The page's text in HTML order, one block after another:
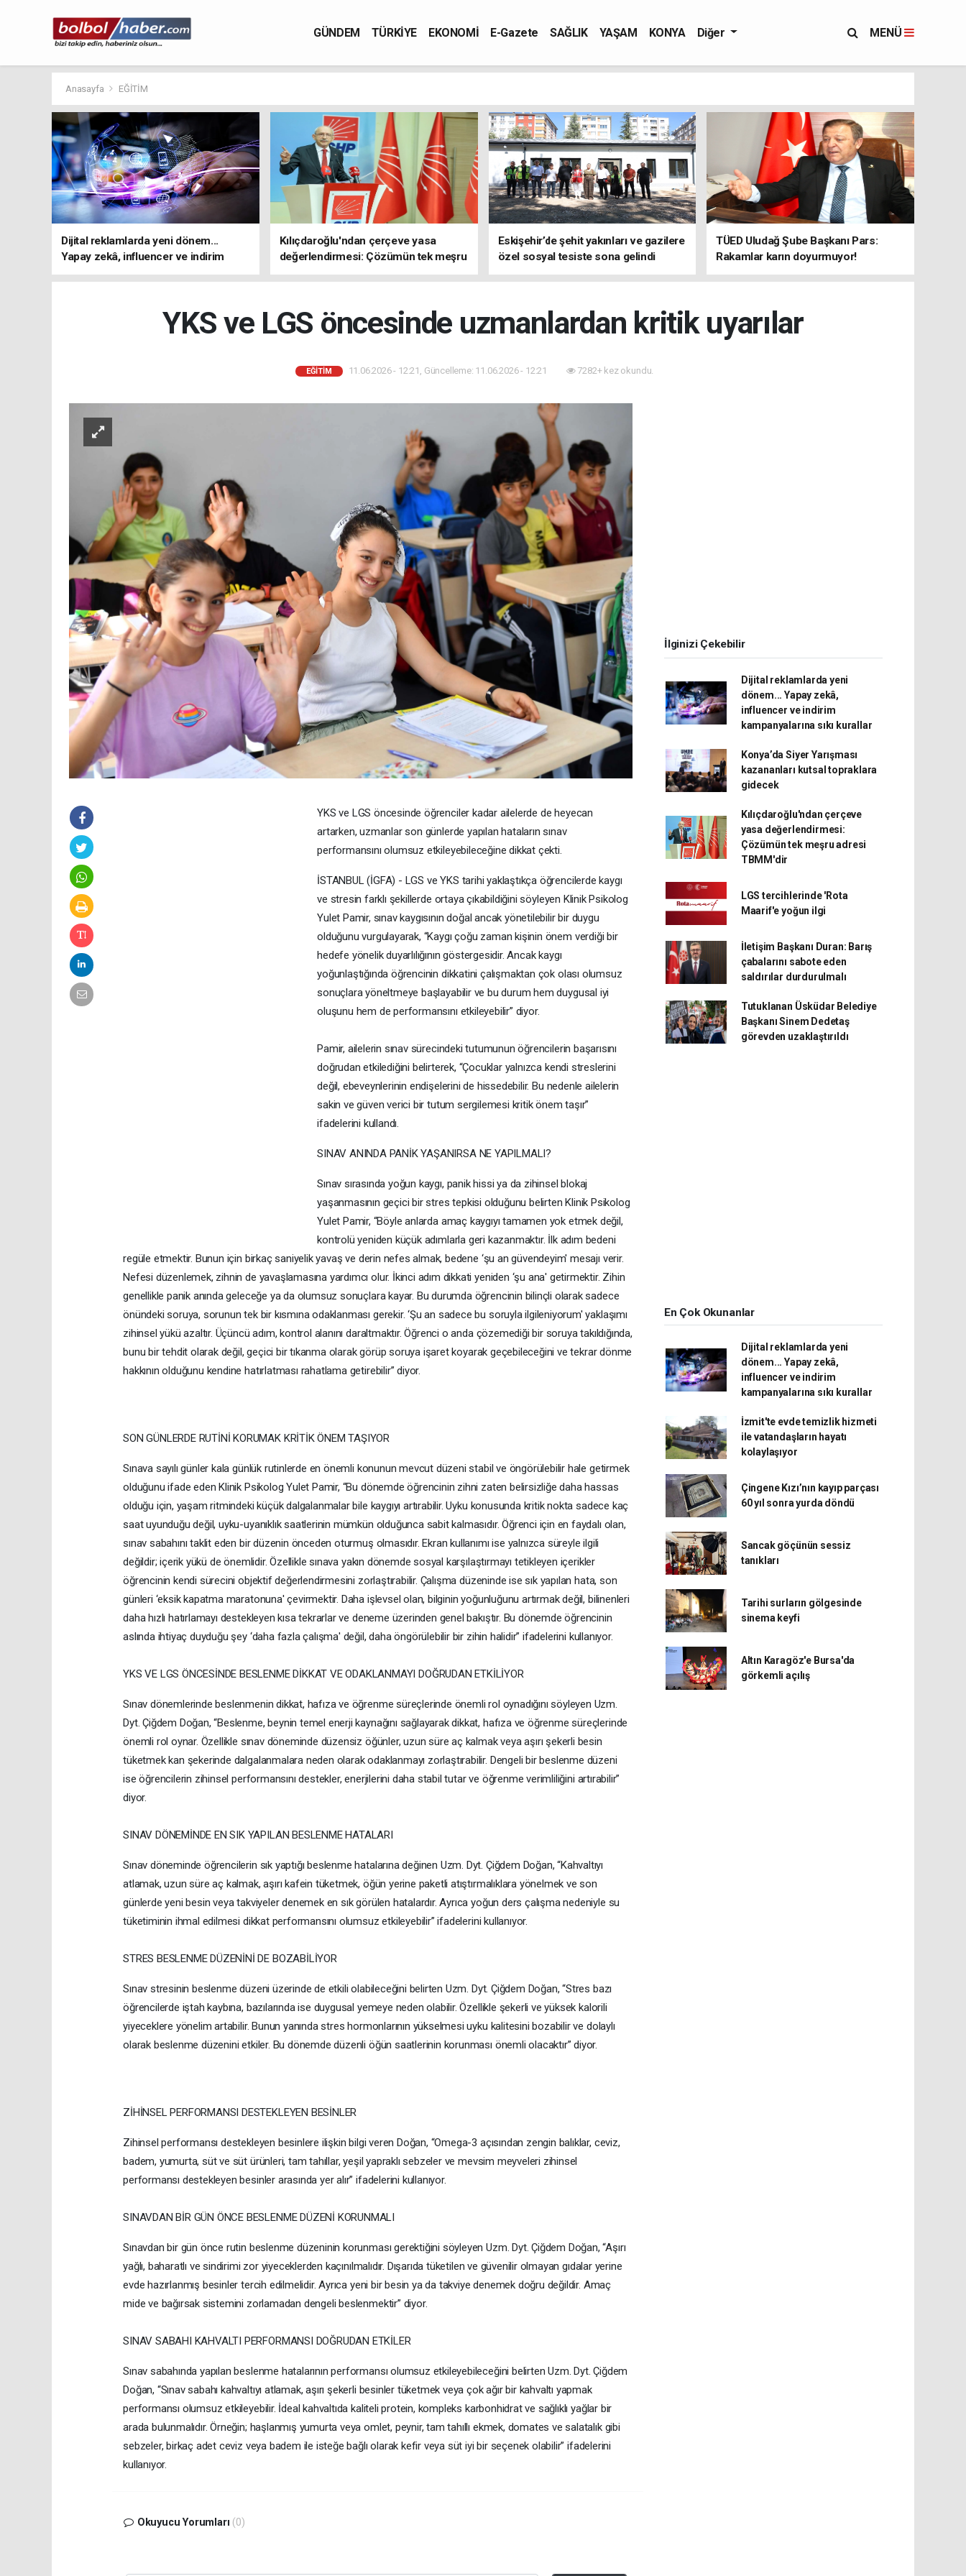
GÜNDEM TÜRKİYE EKONOMİ E-Gazete SAĞLIK YAŞAM KONYA Diğer MENÜ
Anasayfa EĞİTİM
Dijital reklamlarda yeni dönem...
Yapay zekâ, influencer ve indirim
kampanyalarına sıkı kurallar
Kılıçdaroğlu'ndan çerçeve yasa
değerlendirmesi: Çözümün tek meşru
adresi TBMM'dir
Eskişehir’de şehit yakınları ve gazilere
özel sosyal tesiste sona gelindi
TÜED Uludağ Şube Başkanı Pars:
Rakamlar karın doyurmuyor!
YKS ve LGS öncesinde uzmanlardan kritik uyarılar
EĞİTİM 11.06.2026 - 12:21, Güncelleme: 11.06.2026 - 12:21 7282+ kez okundu.
YKS ve LGS öncesinde öğrenciler kadar ailelerde de heyecan
artarken, uzmanlar son günlerde yapılan hataların sınav
performansını olumsuz etkileyebileceğine dikkat çekti.
İSTANBUL (İGFA) - LGS ve YKS tarihi yaklaştıkça öğrencilerde kaygı
ve stresin farklı şekillerde ortaya çıkabildiğini söyleyen Klinik Psikolog
Yulet Pamir, sınav kaygısının doğal ancak yönetilebilir bir duygu
olduğunu vurgulayarak, “Kaygı çoğu zaman kişinin önem verdiği bir
hedefe yönelik duyarlılığının göstergesidir. Ancak kaygı
yoğunlaştığında öğrencinin dikkatini çalışmaktan çok olası olumsuz
sonuçlara yöneltmeye başlayabilir ve bu durum hem duygusal iyi
oluşunu hem de performansını etkileyebilir” diyor.
Pamir, ailelerin sınav sürecindeki tutumunun öğrencilerin başarısını
doğrudan etkilediğini belirterek, “Çocuklar yalnızca kendi streslerini
değil, ebeveynlerinin endişelerini de hissedebilir. Bu nedenle ailelerin
sakin ve güven verici bir tutum sergilemesi kritik önem taşır”
ifadelerini kullandı.
SINAV ANINDA PANİK YAŞANIRSA NE YAPILMALI?
Sınav sırasında yoğun kaygı, panik hissi ya da zihinsel blokaj
yaşanmasının geçici bir stres tepkisi olduğunu belirten Klinik Psikolog
Yulet Pamir, “Böyle anlarda amaç kaygıyı tamamen yok etmek değil,
kontrolü yeniden küçük adımlarla geri kazanmaktır. İlk adım bedeni
regüle etmektir. Bunun için birkaç saniyelik yavaş ve derin nefes almak, bedene ‘şu an güvendeyim' mesajı verir.
Nefesi düzenlemek, zihnin de yavaşlamasına yardımcı olur. İkinci adım dikkati yeniden ‘şu ana' getirmektir. Zihin
genellikle panik anında geleceğe ya da olumsuz sonuçlara kayar. Bu durumda öğrencinin bilinçli olarak sadece
önündeki soruya, sorunun tek bir kısmına odaklanması gerekir. ‘Şu an sadece bu soruyla ilgileniyorum' yaklaşımı
zihinsel yükü azaltır. Üçüncü adım, kontrol alanını daraltmaktır. Öğrenci o anda çözemediği bir soruya takıldığında,
bunu bir tehdit olarak değil, geçici bir tıkanma olarak görüp soruya işaret koyarak geçebileceğini ve tekrar dönme
hakkının olduğunu kendine hatırlatması rahatlama getirebilir” diyor.
SON GÜNLERDE RUTİNİ KORUMAK KRİTİK ÖNEM TAŞIYOR
Sınava sayılı günler kala günlük rutinlerde en önemli konunun mevcut düzeni stabil ve öngörülebilir hale getirmek
olduğunu ifade eden Klinik Psikolog Yulet Pamir, “Bu dönemde öğrencinin zihni zaten belirsizliğe daha hassas
olduğu için, yaşam ritmindeki küçük dalgalanmalar bile kaygıyı artırabilir. Uyku konusunda kritik nokta sadece kaç
saat uyunduğu değil, uyku-uyanıklık saatlerinin mümkün olduğunca sabit kalmasıdır. Öğrenci için en faydalı olan,
sınav sabahını taklit eden bir düzenin önceden oturmuş olmasıdır. Ekran kullanımı ise yalnızca süreyle ilgili
değildir; içerik yükü de önemlidir. Özellikle sınava yakın dönemde sosyal karşılaştırmayı tetikleyen içerikler
öğrencinin kendi sürecini objektif değerlendirmesini zorlaştırabilir. Çalışma düzeninde ise sık yapılan hata, son
günleri ‘eksik kapatma maratonuna' çevirmektir. Daha işlevsel olan, bilginin yoğunluğunu artırmak değil, bilinenleri
daha hızlı hatırlamayı destekleyen kısa tekrarlar ve deneme üzerinden genel bakıştır. Bu dönemde öğrencinin
aslında ihtiyaç duyduğu şey ‘daha fazla çalışma' değil, daha öngörülebilir bir zihin halidir” ifadelerini kullanıyor.
YKS VE LGS ÖNCESİNDE BESLENME DİKKAT VE ODAKLANMAYI DOĞRUDAN ETKİLİYOR
Sınav dönemlerinde beslenmenin dikkat, hafıza ve öğrenme süreçlerinde önemli rol oynadığını söyleyen Uzm.
Dyt. Çiğdem Doğan, “Beslenme, beynin temel enerji kaynağını sağlayarak dikkat, hafıza ve öğrenme süreçlerinde
önemli rol oynar. Özellikle sınav döneminde düzensiz öğünler, uzun süre aç kalmak veya aşırı şekerli besin
tüketmek kan şekerinde dalgalanmalara neden olarak odaklanmayı zorlaştırabilir. Dengeli bir beslenme düzeni
ise öğrencilerin zihinsel performansını destekler, enerjilerini daha stabil tutar ve öğrenme verimliliğini artırabilir”
diyor.
SINAV DÖNEMİNDE EN SIK YAPILAN BESLENME HATALARI
Sınav döneminde öğrencilerin sık yaptığı beslenme hatalarına değinen Uzm. Dyt. Çiğdem Doğan, “Kahvaltıyı
atlamak, uzun süre aç kalmak, aşırı kafein tüketmek, öğün yerine paketli atıştırmalıklara yönelmek ve son
günlerde yeni besin veya takviyeler denemek en sık görülen hatalardır. Ayrıca yoğun ders çalışma nedeniyle su
tüketiminin ihmal edilmesi dikkat performansını olumsuz etkileyebilir” ifadelerini kullanıyor.
STRES BESLENME DÜZENİNİ DE BOZABİLİYOR
Sınav stresinin beslenme düzeni üzerinde de etkili olabileceğini belirten Uzm. Dyt. Çiğdem Doğan, “Stres bazı
öğrencilerde iştah kaybına, bazılarında ise duygusal yemeye neden olabilir. Özellikle şekerli ve yüksek kalorili
yiyeceklere yönelim artabilir. Bunun yanında stres hormonlarının yükselmesi uyku kalitesini bozabilir ve dolaylı
olarak beslenme düzenini etkiler. Bu dönemde düzenli öğün saatlerinin korunması önemli olacaktır” diyor.
ZİHİNSEL PERFORMANSI DESTEKLEYEN BESİNLER
Zihinsel performansı destekleyen besinlere ilişkin bilgi veren Doğan, “Omega-3 açısından zengin balıklar, ceviz,
badem, yumurta, süt ve süt ürünleri, tam tahıllar, yeşil yapraklı sebzeler ve mevsim meyveleri zihinsel
performansı destekleyen besinler arasında yer alır” ifadelerini kullanıyor.
SINAVDAN BİR GÜN ÖNCE BESLENME DÜZENİ KORUNMALI
Sınavdan bir gün önce rutin beslenme düzeninin korunması gerektiğini söyleyen Uzm. Dyt. Çiğdem Doğan, “Aşırı
yağlı, baharatlı ve sindirimi zor yiyeceklerden kaçınılmalıdır. Dışarıda tüketilen ve güvenilir olmayan gıdalar yerine
evde hazırlanmış besinler tercih edilmelidir. Ayrıca yeni bir besin ya da takviye denemek doğru değildir. Amaç
mide ve bağırsak sistemini zorlamadan dengeli beslenmektir” diyor.
SINAV SABAHI KAHVALTI PERFORMANSI DOĞRUDAN ETKİLER
Sınav sabahında yapılan beslenme hatalarının performansı olumsuz etkileyebileceğini belirten Uzm. Dyt. Çiğdem
Doğan, “Sınav sabahı kahvaltıyı atlamak, aşırı şekerli besinler tüketmek veya çok ağır bir kahvaltı yapmak
performansı olumsuz etkileyebilir. İdeal kahvaltıda kaliteli protein, kompleks karbonhidrat ve sağlıklı yağlar bir
arada bulunmalıdır. Örneğin; haşlanmış yumurta veya omlet, peynir, tam tahıllı ekmek, domates ve salatalık gibi
sebzeler, birkaç adet ceviz veya badem ile isteğe bağlı olarak kefir veya süt iyi bir seçenek olabilir” ifadelerini
kullanıyor.
Okuyucu Yorumları (0)
İlginizi Çekebilir
Dijital reklamlarda yeni
dönem... Yapay zekâ,
influencer ve indirim
kampanyalarına sıkı kurallar
Konya’da Siyer Yarışması
kazananları kutsal topraklara
gidecek
Kılıçdaroğlu'ndan çerçeve
yasa değerlendirmesi:
Çözümün tek meşru adresi
TBMM'dir
LGS tercihlerinde 'Rota
Maarif'e yoğun ilgi
İletişim Başkanı Duran: Barış
çabalarını sabote eden
saldırılar durdurulmalı
Tutuklanan Üsküdar Belediye
Başkanı Sinem Dedetaş
görevden uzaklaştırıldı
En Çok Okunanlar
Dijital reklamlarda yeni
dönem... Yapay zekâ,
influencer ve indirim
kampanyalarına sıkı kurallar
İzmit'te evde temizlik hizmeti
ile vatandaşların hayatı
kolaylaşıyor
Çingene Kızı’nın kayıp parçası
60 yıl sonra yurda döndü
Sancak göçünün sessiz
tanıkları
Tarihi surların gölgesinde
sinema keyfi
Altın Karagöz'e Bursa'da
görkemli açılış